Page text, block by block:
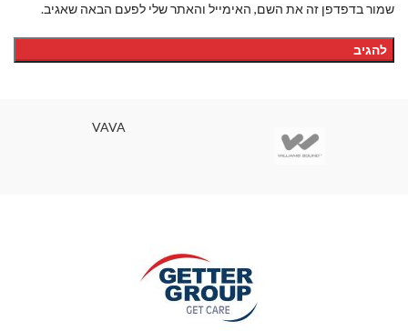
שמור בדפדפן זה את השם, האימייל והאתר שלי לפעם הבאה שאגיב.
VAVA